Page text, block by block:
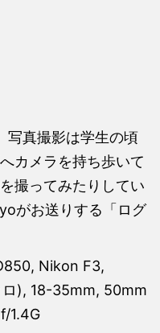
写真撮影は学生の頃
カメラを持ち歩いて
撮ってみたりしてい
がお送りする「ログ
Nikon F3,
), 18-35mm, 50mm
1.4G